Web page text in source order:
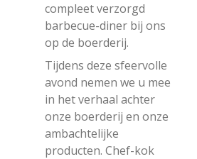
compleet verzorgd
barbecue-diner bij ons
op de boerderij.
Tijdens deze sfeervolle
avond nemen we u mee
in het verhaal achter
onze boerderij en onze
ambachtelijke
producten. Chef-kok